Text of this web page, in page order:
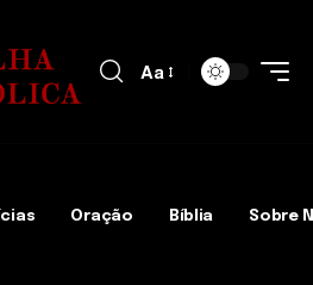
Aa
Oração Bíblia Sobre